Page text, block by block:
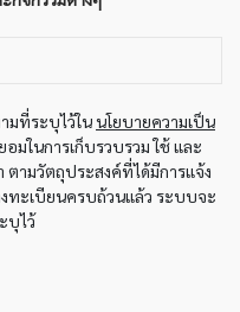
มที่ระบุไว้ในนโยบายความเป็น
มในการเก็บรวบรวม ใช้ และ
ามวัตถุประสงค์ที่ได้มีการแจ้ง
ทะเบียนครบถ้วนแล้ว ระบบจะ
บุไว้